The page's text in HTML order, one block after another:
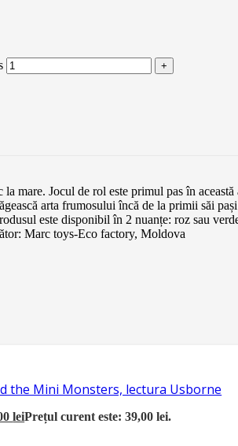
la mare. Jocul de rol este primul pas în
arta frumosului încă de la primii săi
este disponibil în 2 nuanțe: roz sau
Marc toys-Eco factory, Moldova
the Mini Monsters, lectura Usborne
leiPrețul curent este: 39,00 lei.